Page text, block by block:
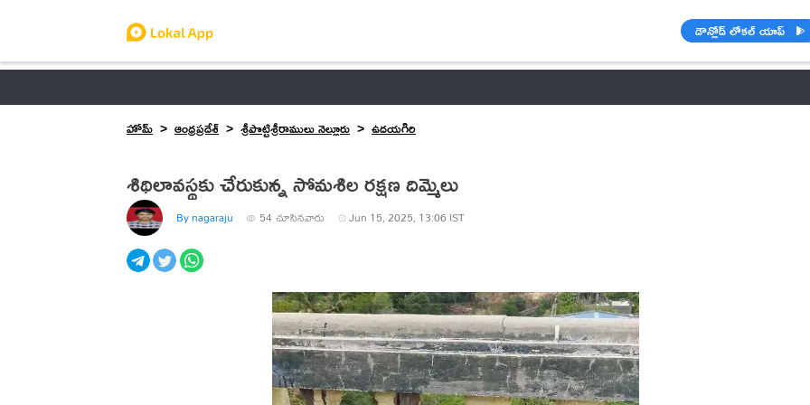
డౌన్లోడ్ లోకల్ యాప్
హోమ్
ఆంధ్రప్రదేశ్ శ్రీపొట్టిశ్రీరాములు నెల్లూరు ఉదయగిరి
శిథిలావస్థకు చేరుకున్న సోమశిల రక్షణ దిమ్మెలు
By nagaraju 54చూసినవారు Jun 15, 2025, 13:06 IST